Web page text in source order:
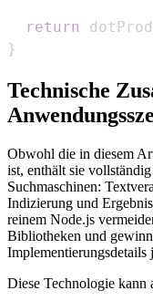
return
}
Technische
Obwohl die in diesem
ist, enthält sie
Suchmaschinen:
Indizierung und
reinem Node.js
Bibliotheken und
Implementierungsdetails
Diese Technologie kann